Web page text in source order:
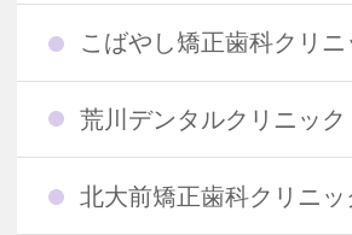
こばやし矯正歯科クリニ
荒川デンタルクリニック
北大前矯正歯科クリニッ